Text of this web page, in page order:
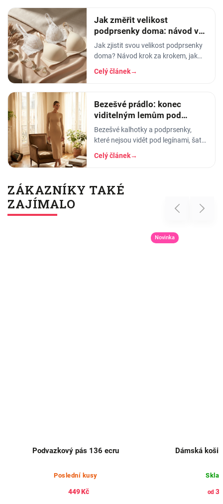
Jak změřit velikost
podprsenky doma: návod ve
4 krocích + tabulka
Jak zjistit svou velikost podprsenky
doma? Návod krok za krokem, jak
změřit obvod hrudníku a pod prsy,
převodní tabulka košíčků a tipy, jak…
Celý článek→
Bezešvé prádlo: konec
viditelným lemům pod
přiléhavým oblečením
Bezešvé kalhotky a podprsenky,
které nejsou vidět pod legínami, šaty
ani halenkou. Jak fungují, z čeho
jsou a pro koho jsou ideální.
Celý článek→
ZÁKAZNÍKY TAKÉ
ZAJÍMALO
Previous
Podvazkový pás 136 ecru
Poslední kusy
449 Kč
Novinka
Dámská
od
Next